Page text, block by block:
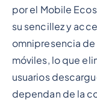
por el Mobile
su sencillez y
omnipresencia de
móviles, lo que
usuarios
dependan de la